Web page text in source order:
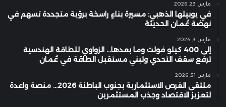
مارس 23, 2026
في يوبيلها الذهبي: مسيرة بناءٍ راسخة برؤية متجددة تسهم في
نهضة عُمان الحديثة
مارس 3, 2026
إلى 400 كيلو فولت وما بعدها… الزواوي للطاقة الهندسية
ترفع سقف التحدي وتبني مستقبل الطاقة في عُمان
مارس 31, 2026
ملتقى الفرص الاستثمارية بجنوب الباطنة 2026… منصة واعدة
لتعزيز الاقتصاد وجذب المستثمرين